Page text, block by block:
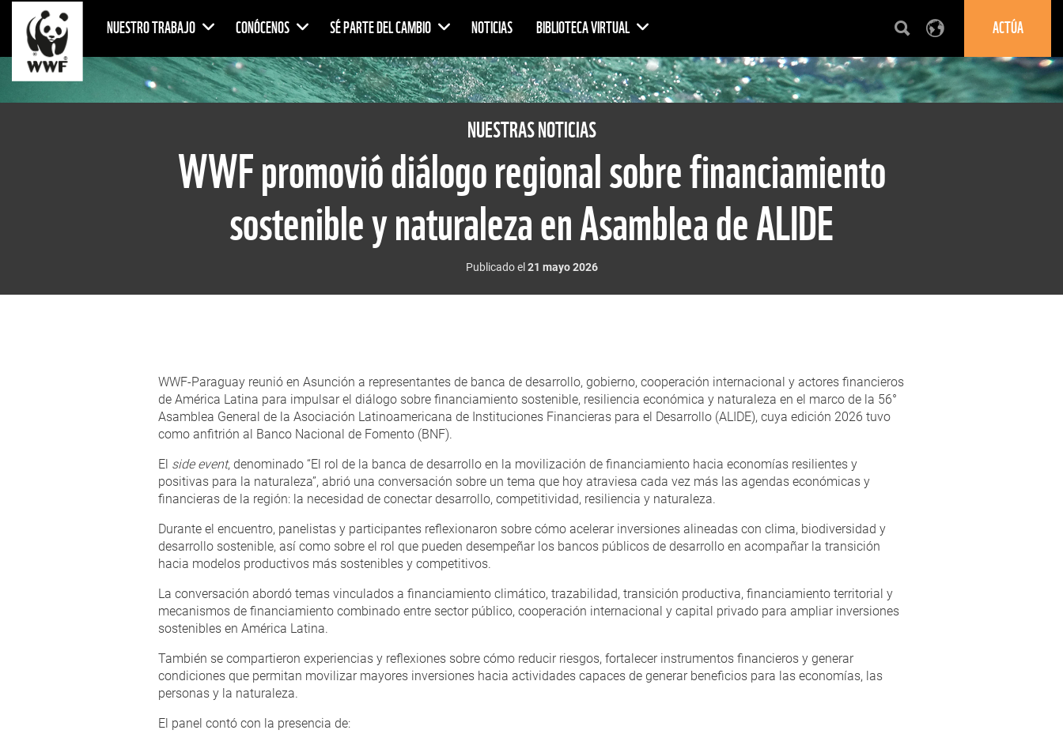
NUESTRO TRABAJO CONÓCENOS SÉ PARTE DEL CAMBIO NOTICIAS BIBLIOTECA VIRTUAL ACTÚA
NUESTRAS NOTICIAS
WWF promovió diálogo regional sobre financiamiento
sostenible y naturaleza en Asamblea de ALIDE
Publicado el 21 mayo 2026
WWF-Paraguay reunió en Asunción a representantes de banca de desarrollo, gobierno, cooperación internacional y actores financieros
de América Latina para impulsar el diálogo sobre financiamiento sostenible, resiliencia económica y naturaleza en el marco de la 56°
Asamblea General de la Asociación Latinoamericana de Instituciones Financieras para el Desarrollo (ALIDE), cuya edición 2026 tuvo
como anfitrión al Banco Nacional de Fomento (BNF).
El side event, denominado “El rol de la banca de desarrollo en la movilización de financiamiento hacia economías resilientes y
positivas para la naturaleza”, abrió una conversación sobre un tema que hoy atraviesa cada vez más las agendas económicas y
financieras de la región: la necesidad de conectar desarrollo, competitividad, resiliencia y naturaleza.
Durante el encuentro, panelistas y participantes reflexionaron sobre cómo acelerar inversiones alineadas con clima, biodiversidad y
desarrollo sostenible, así como sobre el rol que pueden desempeñar los bancos públicos de desarrollo en acompañar la transición
hacia modelos productivos más sostenibles y competitivos.
La conversación abordó temas vinculados a financiamiento climático, trazabilidad, transición productiva, financiamiento territorial y
mecanismos de financiamiento combinado entre sector público, cooperación internacional y capital privado para ampliar inversiones
sostenibles en América Latina.
También se compartieron experiencias y reflexiones sobre cómo reducir riesgos, fortalecer instrumentos financieros y generar
condiciones que permitan movilizar mayores inversiones hacia actividades capaces de generar beneficios para las economías, las
personas y la naturaleza.
El panel contó con la presencia de: